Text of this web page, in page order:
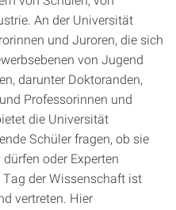
An der Universität
und Juroren, die sich
von Jugend
darunter Doktoranden,
Professorinnen und
die Universität
Schüler fragen, ob sie
oder Experten
der Wissenschaft ist
vertreten. Hier